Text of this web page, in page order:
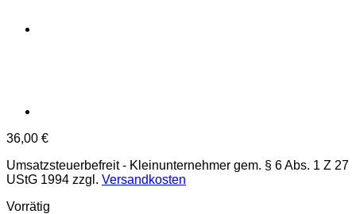
36,00 €
Umsatzsteuerbefreit - Kleinunternehmer gem. § 6 Abs. 1 Z 27
UStG 1994 zzgl. Versandkosten
Vorrätig